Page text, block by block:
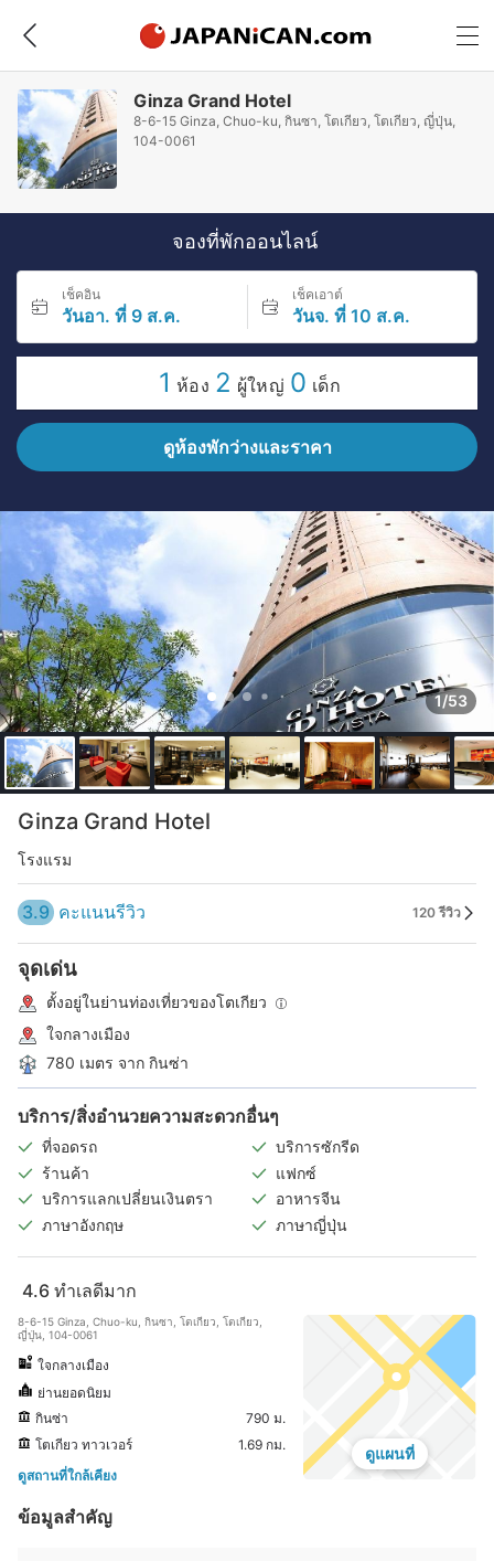
Ginza Grand Hotel
8-6-15 Ginza, Chuo-ku, กินซา, โตเกียว, โตเกียว, ญี่ปุ่น,
104-0061
จองที่พักออนไลน์
เช็คอิน
วันอา. ที่ 9 ส.ค.
เช็คเอาต์
วันจ. ที่ 10 ส.ค.
1 ห้อง 2 ผู้ใหญ่ 0 เด็ก
ดูห้องพักว่างและราคา
1/53
Ginza Grand Hotel
โรงแรม
3.9 คะแนนรีวิว 120 รีวิว
จุดเด่น
ตั้งอยู่ในย่านท่องเที่ยวของโตเกียว
ใจกลางเมือง
780 เมตร จาก กินซ่า
บริการ/สิ่งอำนวยความสะดวกอื่นๆ
ที่จอดรถ
บริการซักรีด
ร้านค้า
แฟกซ์
บริการแลกเปลี่ยนเงินตรา
อาหารจีน
ภาษาอังกฤษ
ภาษาญี่ปุ่น
4.6 ทำเลดีมาก
8-6-15 Ginza, Chuo-ku, กินซา, โตเกียว, โตเกียว,
ญี่ปุ่น, 104-0061
ใจกลางเมือง
ย่านยอดนิยม
กินซ่า
790 ม.
โตเกียว ทาวเวอร์
1.69 กม.
ดูสถานที่ใกล้เคียง
ดูแผนที่
ข้อมูลสำคัญ